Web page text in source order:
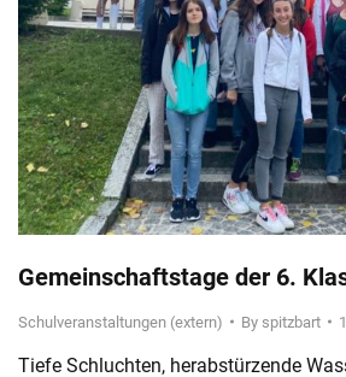
Gemeinschaftstage der 6.
Schulveranstaltungen (extern) By spitzbart
Tiefe Schluchten, herabstürzende